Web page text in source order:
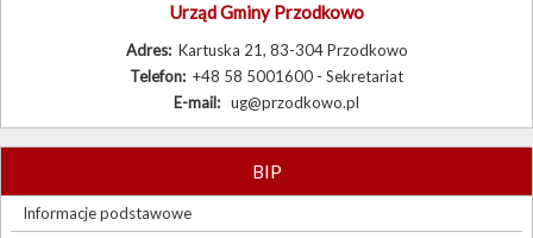
Urząd Gminy Przodkowo
Adres: Kartuska 21, 83-304 Przodkowo
Telefon: +48 58 5001600 - Sekretariat
E-mail: ug@przodkowo.pl
BIP
Informacje podstawowe